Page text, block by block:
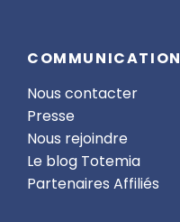
COMMUNICATION
Nous contacter
Presse
Nous rejoindre
Le blog Totemia
Partenaires Affiliés